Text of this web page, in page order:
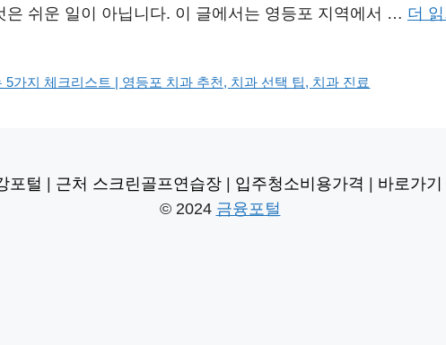
은 쉬운 일이 아닙니다. 이 글에서는 영등포 지역에서 … 더 읽
가지 체크리스트 | 영등포 치과 추천, 치과 선택 팁, 치과 진료
포털 근처 스크린골프연습장| 입주청소비용가격 바로가기
© 2024 금융포털